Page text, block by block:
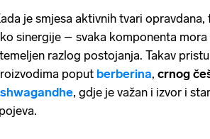
je smjesa aktivnih tvari
sinergije – svaka komponenta mora
razlog postojanja. Takav
poput berberina, crnog
, gdje je važan i izvor i